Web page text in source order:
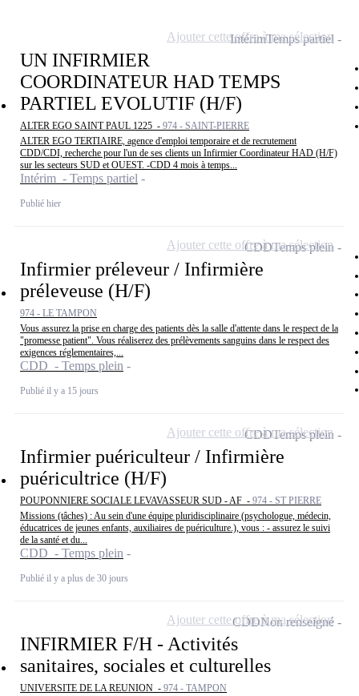
UN INFIRMIER
COORDINATEUR HAD TEMPS
PARTIEL EVOLUTIF (H/F)
ALTER EGO SAINT PAUL 1225 - 974 - SAINT-PIERRE
ALTER EGO TERTIAIRE, agence d'emploi temporaire et de recrutement
CDD/CDI, recherche pour l'un de ses clients un Infirmier Coordinateur HAD (H/F)
sur les secteurs SUD et OUEST. -CDD 4 mois à temps...
Intérim - Temps partiel
Publié hier
IntérimTemps partiel
Ajouter cette offre à ma sélection
Infirmier préleveur / Infirmière
préleveuse (H/F)
974 - LE TAMPON
Vous assurez la prise en charge des patients dès la salle d'attente dans le respect de la
"promesse patient". Vous réaliserez des prélèvements sanguins dans le respect des
exigences réglementaires,...
CDD - Temps plein
Publié il y a 15 jours
CDDTemps plein
Ajouter cette offre à ma sélection
Infirmier puériculteur / Infirmière
puéricultrice (H/F)
POUPONNIERE SOCIALE LEVAVASSEUR SUD - AF - 974 - ST PIERRE
Missions (tâches) : Au sein d'une équipe pluridisciplinaire (psychologue, médecin,
éducatrices de jeunes enfants, auxiliaires de puériculture.), vous : - assurez le suivi
de la santé et du...
CDD - Temps plein
Publié il y a plus de 30 jours
CDDTemps plein
Ajouter cette offre à ma sélection
INFIRMIER F/H - Activités
sanitaires, sociales et culturelles
UNIVERSITE DE LA REUNION - 974 - TAMPON
CDDNon renseigné
Ajouter cette offre à ma sélection